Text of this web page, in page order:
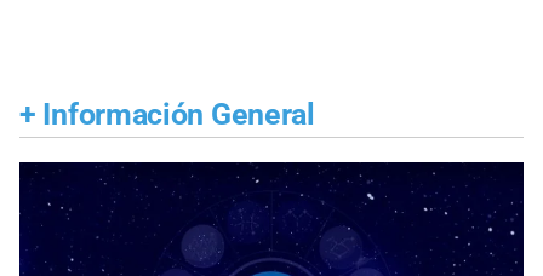
+ Información General